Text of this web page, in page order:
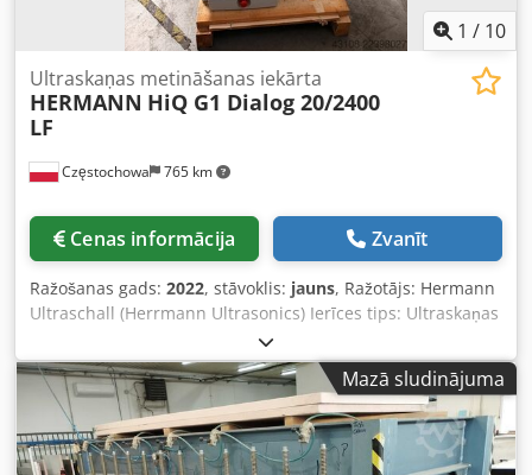
1 / 10
Częstochowa 765 km
Ultraskaņas metināšanas iekārta
HERMANN HiQ G1 Dialog 20/2400
LF
Cenas informācija Zvanīt
Ražošanas gads: 2022, stāvoklis: jauns, Ražotājs: Hermann
Ultraschall (Herrmann Ultrasonics) Ierīces tips: Ultraskaņas
metināšanas iekārta Modelis: HiQ G1 Dialog 20/2400 LF
Sērijas numurs: 20.087/21 Ražošanas gads: 2022
Dodpfxoznvcnj Ankokr Ģeneratora jauda: 2400 W Darba
frekvence: 20 kHz Metināšanas spēks (pie 8 bar spiediena):
minimālais: 30 N maksimālais: 2490 N Darbības gājiens:
150 mm
Mazā sludinājuma